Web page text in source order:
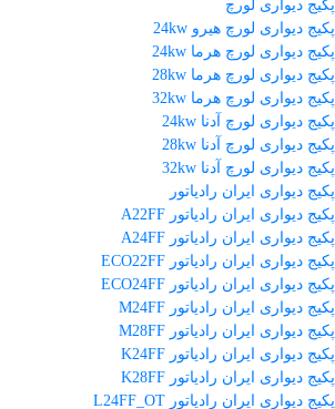
پکیج دیواری لورچ
پکیج دیواری لورچ هیرو 24kw
پکیج دیواری لورچ هرما 24kw
پکیج دیواری لورچ هرما 28kw
پکیج دیواری لورچ هرما 32kw
پکیج دیواری لورچ آدنا 24kw
پکیج دیواری لورچ آدنا 28kw
پکیج دیواری لورچ آدنا 32kw
پکیج دیواری ایران رادیاتور
پکیج دیواری ایران رادیاتور A22FF
پکیج دیواری ایران رادیاتور A24FF
پکیج دیواری ایران رادیاتور ECO22FF
پکیج دیواری ایران رادیاتور ECO24FF
پکیج دیواری ایران رادیاتور M24FF
پکیج دیواری ایران رادیاتور M28FF
پکیج دیواری ایران رادیاتور K24FF
پکیج دیواری ایران رادیاتور K28FF
پکیج دیواری ایران رادیاتور L24FF_OT